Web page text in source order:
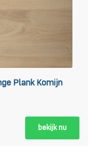
Plank Komijn
bekijk nu